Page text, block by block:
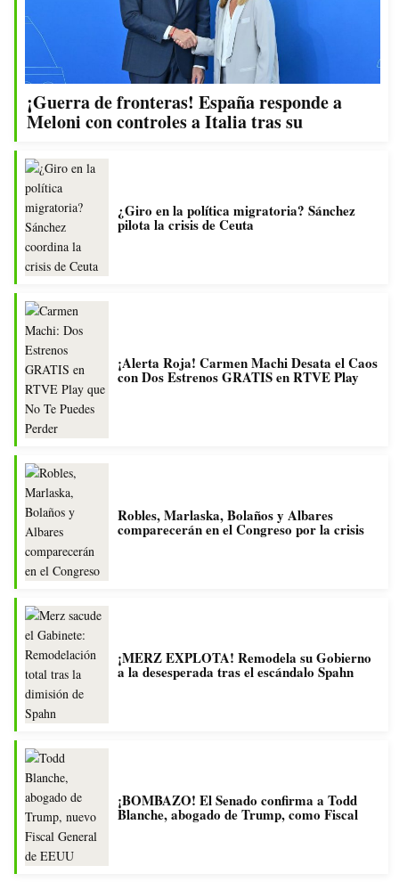
¡Guerra de fronteras! España responde a
Meloni con controles a Italia tras su
¿Giro en la política migratoria? Sánchez
pilota la crisis de Ceuta
¡Alerta Roja! Carmen Machi Desata el Caos
con Dos Estrenos GRATIS en RTVE Play
Robles, Marlaska, Bolaños y Albares
comparecerán en el Congreso por la crisis
¡MERZ EXPLOTA! Remodela su Gobierno
a la desesperada tras el escándalo Spahn
¡BOMBAZO! El Senado confirma a Todd
Blanche, abogado de Trump, como Fiscal